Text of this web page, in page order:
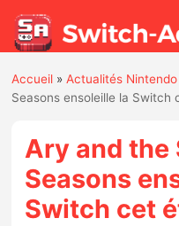
Actualités
Jeux
Accueil »Actualités Nintendo
Seasons ensoleille la Switch
Ary and the
Seasons
Switch cet